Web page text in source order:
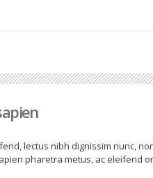
lectus nibh dignissim nunc,
pharetra metus, ac eleifend